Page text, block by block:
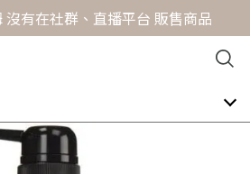
有在社群、直播平台 販售商品